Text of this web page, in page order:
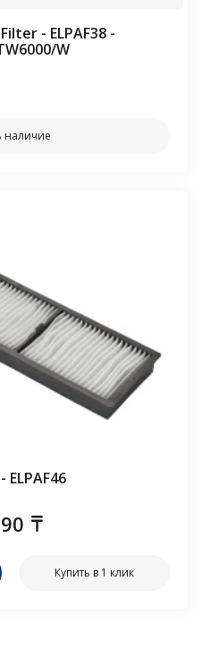
- ELPAF38 -
W
наличие
Купить в 1 клик